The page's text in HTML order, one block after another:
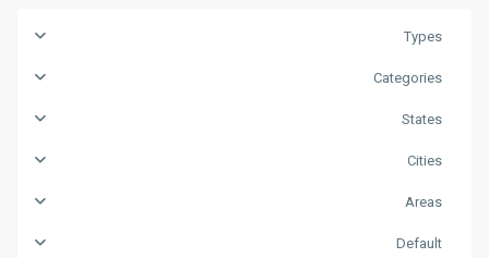
Types
Categories
States
Cities
Areas
Default